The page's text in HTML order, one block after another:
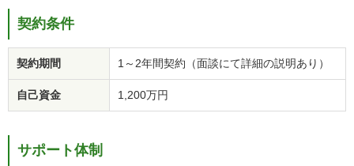
契約条件
契約期間 1～2年間契約（面談にて詳細の説明あり）
自己資金 1,200万円
サポート体制